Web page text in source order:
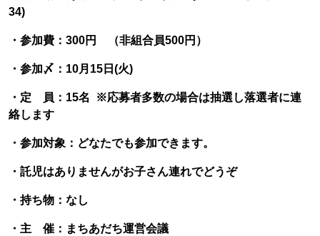
34)
・参加費：300円 （非組合員500円）
・参加〆：10月15日(火)
・定 員：15名 ※応募者多数の場合は抽選し落選者に連
絡します
・参加対象：どなたでも参加できます。
・託児はありませんがお子さん連れでどうぞ
・持ち物：なし
・主 催：まちあだち運営会議